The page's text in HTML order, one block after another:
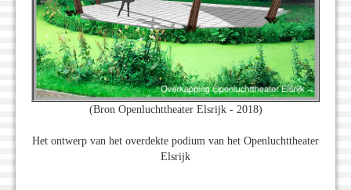
(Bron Openluchttheater Elsrijk - 2018)
Het ontwerp van het overdekte podium van het Openluchttheater
Elsrijk